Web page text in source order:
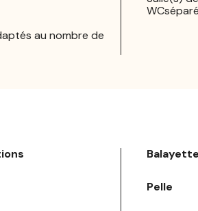
au nombre de
Balayette
Pelle